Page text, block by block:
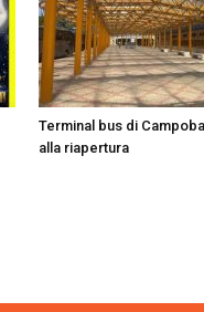
Terminal bus di
alla riapertura